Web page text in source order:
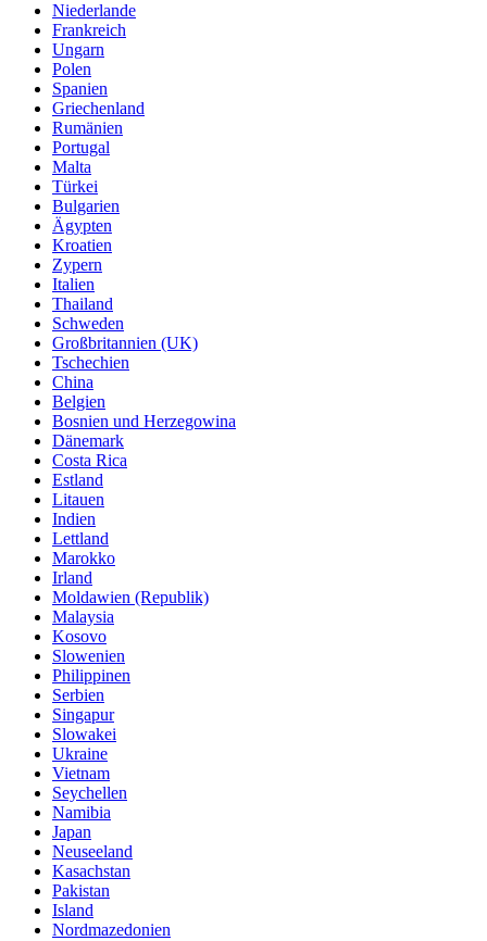
Niederlande
Frankreich
Ungarn
Polen
Spanien
Griechenland
Rumänien
Portugal
Malta
Türkei
Bulgarien
Ägypten
Kroatien
Zypern
Italien
Thailand
Schweden
Großbritannien (UK)
Tschechien
China
Belgien
Bosnien und Herzegowina
Dänemark
Costa Rica
Estland
Litauen
Indien
Lettland
Marokko
Irland
Moldawien (Republik)
Malaysia
Kosovo
Slowenien
Philippinen
Serbien
Singapur
Slowakei
Ukraine
Vietnam
Seychellen
Namibia
Japan
Neuseeland
Kasachstan
Pakistan
Island
Nordmazedonien